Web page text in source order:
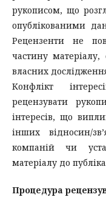
рукописом, що
опублікованими
Рецензенти не
частину
власних
Конфлікт
рецензувати
інтересів, що
інших відносин/
компаній чи
матеріалу до
Процедура